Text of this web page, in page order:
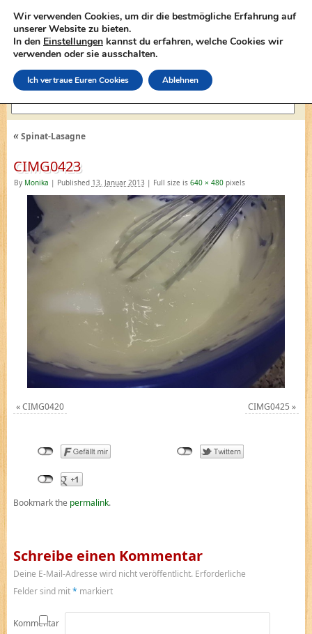
lasagne-rezepte.net
«Spinat-Lasagne
CIMG0423
By Monika | Published 13. Januar 2013 | Full size is 640 × 480pixels
«CIMG0420 CIMG0425 »
Bookmark the permalink.
Schreibe einen Kommentar
Deine E-Mail-Adresse wird nicht veröffentlicht. Erforderliche
Felder sind mit* markiert
Kommentar
Wir verwenden Cookies, um dir die bestmögliche Erfahrung auf
unserer Website zu bieten.
In den Einstellungen kannst du erfahren, welche Cookies wir
verwenden oder sie ausschalten.
Ich vertraue Euren Cookies Ablehnen